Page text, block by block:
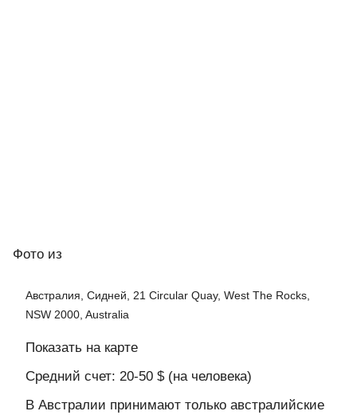
Фото из
Австралия, Сидней, 21 Circular Quay, West The Rocks,
NSW 2000, Australia
Показать на карте
Средний счет: 20-50 $ (на человека)
В Австралии принимают только австралийские